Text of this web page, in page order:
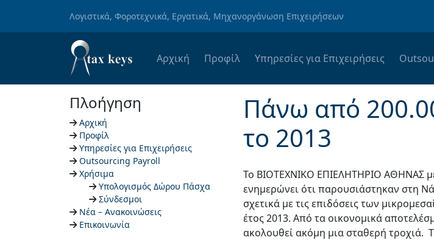
Λογιστικά, Φοροτεχνικά, Εργατικά, Μηχανοργάνωση Επιχειρήσεων
Αρχική Προφίλ Υπηρεσίες για Επιχειρήσεις
Πλοήγηση
Αρχική
Προφίλ
Υπηρεσίες για Επιχειρήσεις
Outsourcing Payroll
Χρήσιμα
Υπολογισμός Δώρου Πάσχα
Σύνδεσμοι
Νέα – Ανακοινώσεις
Επικοινωνία
Πάνω από
το 2013
To ΒΙΟΤΕΧΝΙΚΟ ΕΠΙΕΛΗΤΗΡΙΟ ΑΘΗΝΑΣ
ενημερώνει ότι παρουσιάστηκαν στη
σχετικά με τις επιδόσεις των
έτος 2013. Από τα οικονομικά
ακολουθεί ακόμη μια σταθερή τροχιά.